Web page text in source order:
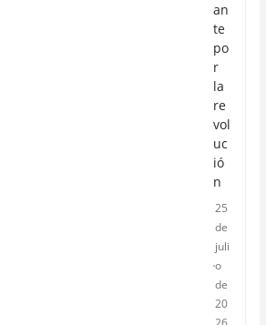
an
te
po
r
la
re
vol
uc
ió
n
25
de
juli
o
de
20